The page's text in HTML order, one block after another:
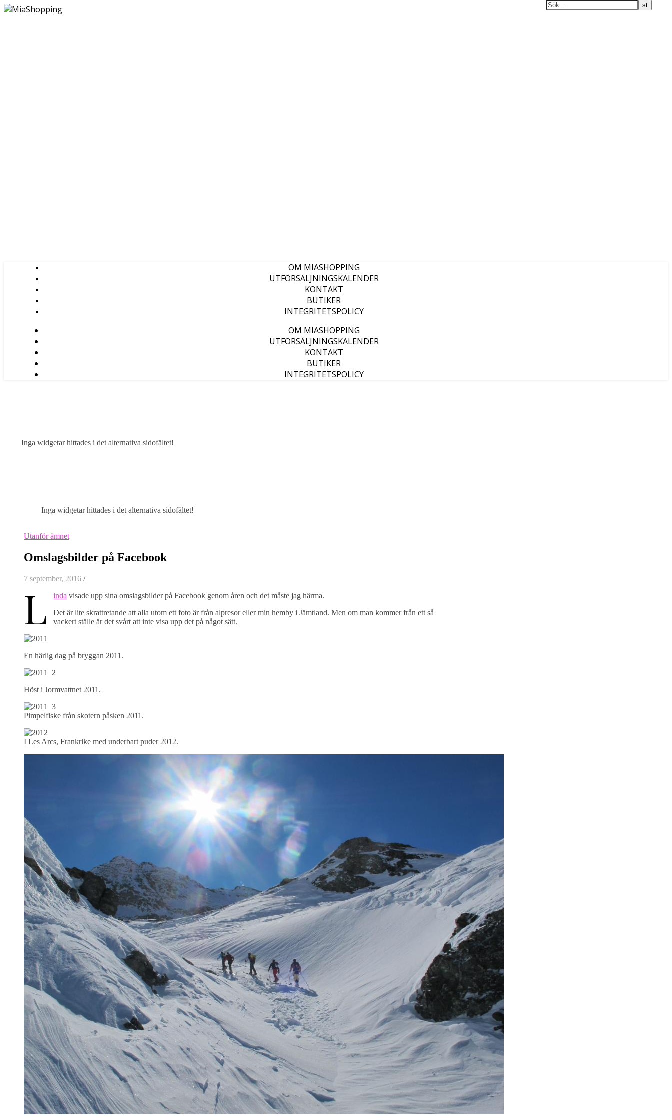
OM MIASHOPPING
UTFÖRSÄLJNINGSKALENDER
KONTAKT
BUTIKER
INTEGRITETSPOLICY
OM MIASHOPPING
UTFÖRSÄLJNINGSKALENDER
KONTAKT
BUTIKER
INTEGRITETSPOLICY
Inga widgetar hittades i det alternativa sidofältet!
Inga widgetar hittades i det alternativa sidofältet!
Utanför ämnet
Omslagsbilder på Facebook
7 september, 2016 /
L inda visade upp sina omslagsbilder på Facebook genom åren och det måste jag härma.
Det är lite skrattretande att alla utom ett foto är från alpresor eller min hemby i Jämtland. Men om man kommer från ett så
vackert ställe är det svårt att inte visa upp det på något sätt.
En härlig dag på bryggan 2011.
Höst i Jormvattnet 2011.
Pimpelfiske från skotern påsken 2011.
I Les Arcs, Frankrike med underbart puder 2012.